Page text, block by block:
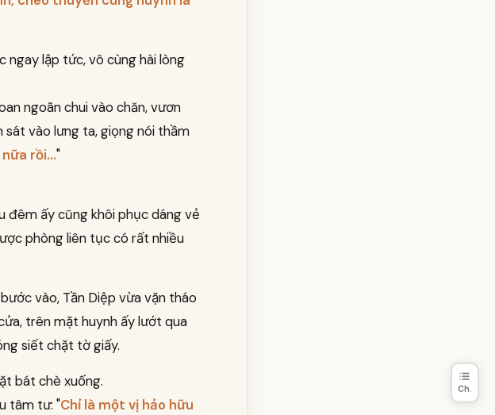
Ch.
ngay lập tức, vô cùng hài lòng
ngoãn chui vào chăn, vươn
vào lưng ta, giọng nói thầm
rồi..."
đêm ấy cũng khôi phục dáng vẻ
phòng liên tục có rất nhiều
vào, Tần Diệp vừa vặn tháo
trên mặt huynh ấy lướt qua
siết chặt tờ giấy.
bát chè xuống.
tâm tư: "Chỉ là một vị hảo hữu